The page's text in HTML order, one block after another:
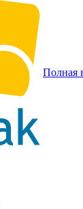
Полная